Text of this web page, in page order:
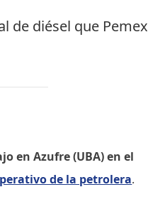
de diésel que Pemex
en Azufre (UBA) en el
de la petrolera.